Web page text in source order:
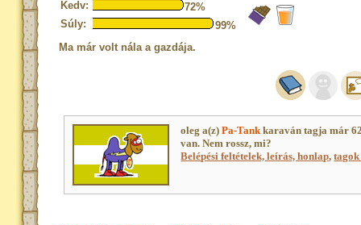
Kedv:
72%
Súly:
99%
Ma már volt nála a gazdája.
oleg a(z)Pa-Tankkaraván tagja már
van. Nem rossz, mi?
Belépési feltételek, leírás, honlap,